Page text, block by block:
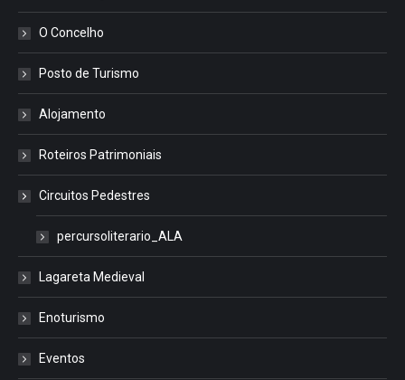
O Concelho
Posto de Turismo
Alojamento
Roteiros Patrimoniais
Circuitos Pedestres
percursoliterario_ALA
Lagareta Medieval
Enoturismo
Eventos